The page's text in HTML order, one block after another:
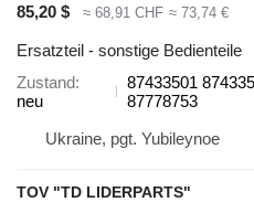
85,20 $ ≈ 68,91 CHF ≈ 73,74 €
Ersatzteil - sonstige Bedienteile
Zustand
neu
87433501
87778753
Ukraine, pgt. Yubileynoe
TOV "TD LIDERPARTS"